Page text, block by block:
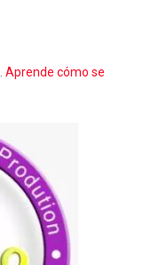
Aprende cómo se